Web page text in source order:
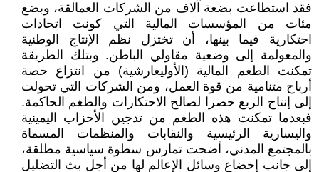
فقد استطاعت بضعة آلاف من الشركات العمالقة، وبضع
مئات من المؤسسات المالية التي كونت اتحادات
احتكارية فيما بينها، أن تختزل نظم الإنتاج الوطنية
والمعولمة إلى وضعية مقاولي الباطن. وبتلك الطريقة
تمكنت الطغم المالية (الأوليغارشية) من انتزاع حصة
أرباح متنامية من قوة العمل، ومن الشركات التي تحولت
إلى إنتاج الريع حصرا لصالح الاحتكارات والطغم الحاكمة.
فبعدما تمكنت هذه الطغم من تدجين الأحزاب اليمينية
واليسارية الرئيسية والنقابات والمنظمات المسماة
بالمجتمع المدني، أضحت تمارس سطوة سياسية مطلقة،
إلى جانب إخضاع وسائل الإعالم لها من أجل بث التضليل